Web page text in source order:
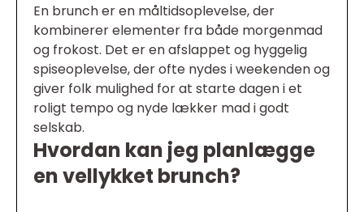
En brunch er en måltidsoplevelse, der
kombinerer elementer fra både morgenmad
og frokost. Det er en afslappet og hyggelig
spiseoplevelse, der ofte nydes i weekenden og
giver folk mulighed for at starte dagen i et
roligt tempo og nyde lækker mad i godt
selskab.
Hvordan kan jeg planlægge
en vellykket brunch?